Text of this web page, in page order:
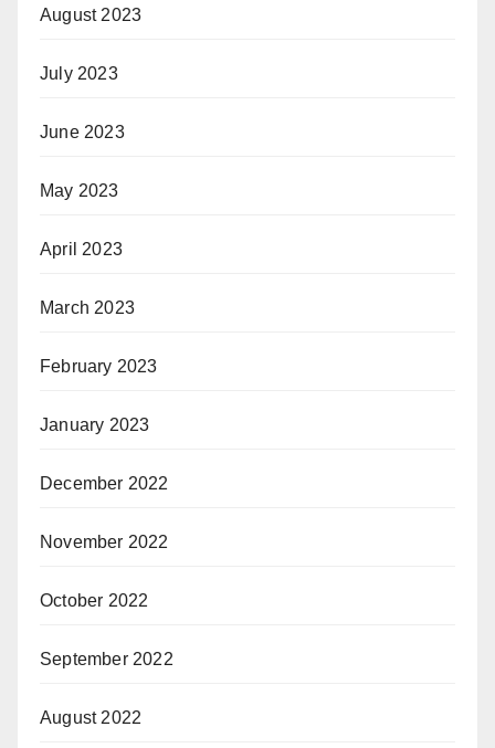
August 2023
July 2023
June 2023
May 2023
April 2023
March 2023
February 2023
January 2023
December 2022
November 2022
October 2022
September 2022
August 2022